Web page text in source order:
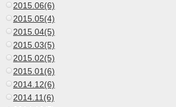
2015.06(6)
2015.05(4)
2015.04(5)
2015.03(5)
2015.02(5)
2015.01(6)
2014.12(6)
2014.11(6)